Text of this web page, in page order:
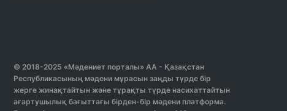
© 2018-2025 «Мәдениет порталы» АА - Қазақстан
Республикасының мәдени мұрасын заңды түрде бір
жерге жинақтайтын және тұрақты түрде насихаттайтын
ағартушылық бағыттағы бірден-бір мәдени платформа.